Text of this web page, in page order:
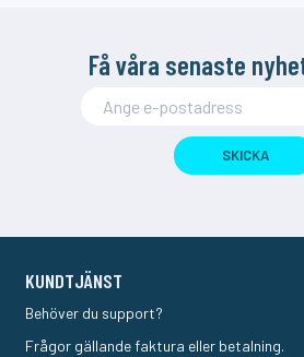
Få våra senaste
SKICKA
KUNDTJÄNST
Behöver du support?
Frågor gällande faktura eller betalning.